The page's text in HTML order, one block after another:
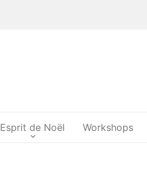
Esprit de Noël Workshops